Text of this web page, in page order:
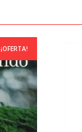
¡OFERTA!